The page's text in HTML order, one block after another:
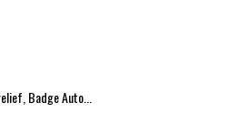
Badge Auto...